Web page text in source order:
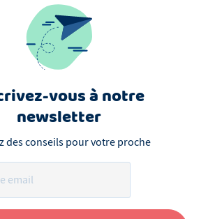
vous à notre
newsletter
des conseils pour votre proche